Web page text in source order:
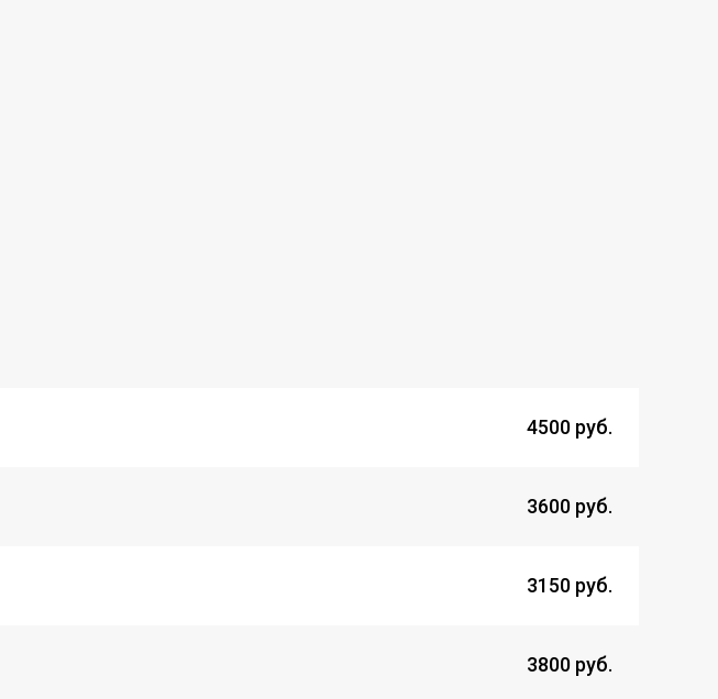
4500 руб.
3600 руб.
3150 руб.
3800 руб.